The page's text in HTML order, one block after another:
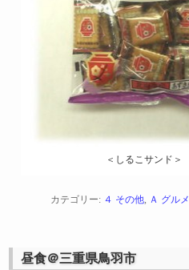
＜しるこサンド＞
カテゴリー: ４ その他, Ａ グルメ
昼食＠三重県鳥羽市